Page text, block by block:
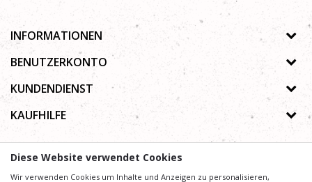
INFORMATIONEN
Über uns
Geschäfte
Zusammenarbeit
BENUTZERKONTO
Registrierungsanweisungen
Passwort vergessen
KUNDENDIENST
Datenschutz-Bestimmungen
Nutzungsbedingungen
KAUFHILFE
Häufig gestellte Fragen
Wir geben unsMühe,die Beschreibung von Produkten, Anzeige von Bildern und
Diese Website verwendet Cookies
Wir verwenden Cookies um Inhalte und Anzeigen zu personalisieren,